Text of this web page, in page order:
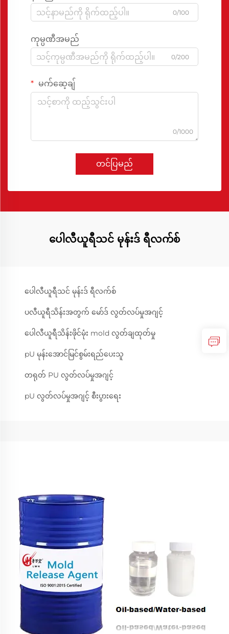
0/100
ကုမ္ပဏီအမည်
0/200
မက်ဆေ့ချ်
0/1000
တင်ပြမည်
ပေါလီယူရီသင် မုန်းဒ် ရီလက်စ်
ပေါလီယူရီသင် မုန်းဒ် ရီလက်စ်
ပလီယူရီသိန်းအတွက် မော်ဒ် လွတ်လပ်မှုအဂျင့်
ပေါလီယူရီသိန်းဖိုင်မုံး mold လွတ်ချထုတ်မှု
pU မုန်းအောင်မြင်စွမ်းရည်ပေးသူ
တရုတ် PU လွတ်လပ်မှုအဂျင့်
pU လွတ်လပ်မှုအဂျင့် စီးပွားရေး